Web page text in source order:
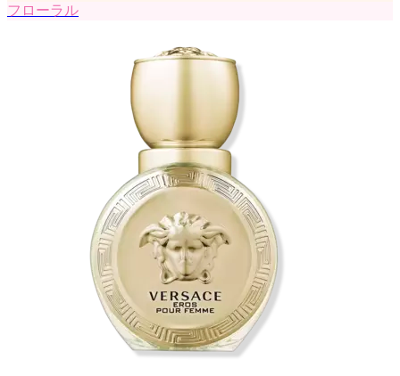
フローラル